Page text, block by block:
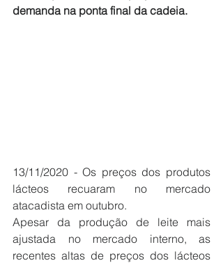
demanda na ponta final da cadeia.
13/11/2020 - Os preços dos produtos
lácteos recuaram no mercado
atacadista em outubro.
Apesar da produção de leite mais
ajustada no mercado interno, as
recentes altas de preços dos lácteos